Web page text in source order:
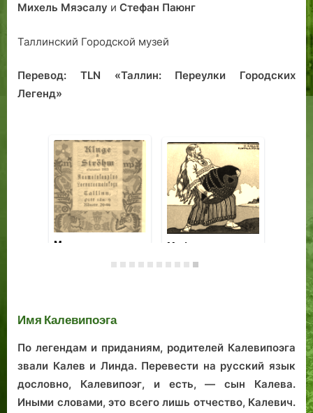
Михель Мяэсалу и Стефан Паюнг
Таллинский Городской музей
Перевод: TLN «Таллин: Переулки Городских
Легенд»
Фотографии
1986, 2000, 2001.
Улица, сад и
школа: Таллинн
Имя Калевипоэга
По легендам и приданиям, родителей Калевипоэга
звали Калев и Линда. Перевести на русский язык
дословно, Калевипоэг, и есть, — сын Калева.
Иными словами, это всего лишь отчество, Калевич.